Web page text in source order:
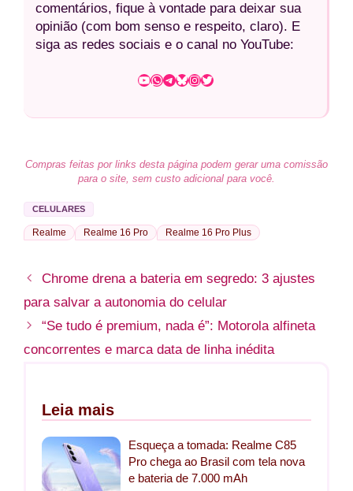
comentários, fique à vontade para deixar sua
opinião (com bom senso e respeito, claro). E
siga as redes sociais e o canal no YouTube:
Youtube WhatsApp TelegramBluesky InstagramTwitter
Compras feitas por links desta página podem gerar uma comissão
para o site, sem custo adicional para você.
CELULARES
Realme Realme 16 Pro Realme 16 Pro Plus
Chrome drena a bateria em segredo: 3 ajustes
para salvar a autonomia do celular
“Se tudo é premium, nada é”: Motorola alfineta
concorrentes e marca data de linha inédita
Leia mais
Esqueça a tomada: Realme C85
Pro chega ao Brasil com tela nova
e bateria de 7.000 mAh